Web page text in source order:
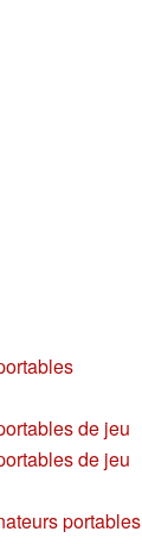
de jeu
de jeu
portables